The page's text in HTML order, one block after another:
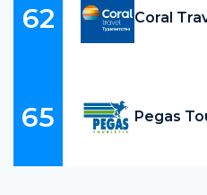
62 Coral
65 Pegas